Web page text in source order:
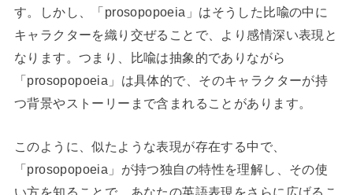
す。しかし、「prosopopoeia」はそうした比喩の中に
キャラクターを織り交ぜることで、より感情深い表現と
なります。つまり、比喩は抽象的でありながら
「prosopopoeia」は具体的で、そのキャラクターが持
つ背景やストーリーまで含まれることがあります。
このように、似たような表現が存在する中で、
「prosopopoeia」が持つ独自の特性を理解し、その使